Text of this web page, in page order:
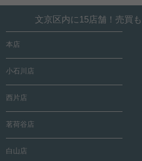
文京区内に15店舗！売買
本店
小石川店
西片店
茗荷谷店
白山店